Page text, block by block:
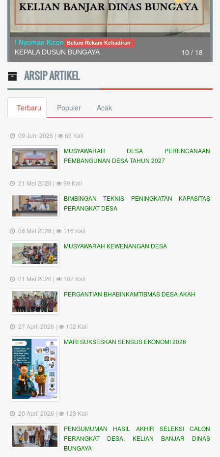
10 / 18
I Nyoman Kicen Belum Rekam Kehadiran
KEPALA DUSUN BUNGAYA
ARSIP ARTIKEL
Terbaru Populer Acak
09 Juni 2026 |
69 Kali
MUSYAWARAH DESA PERENCANAAN
PEMBANGUNAN DESA TAHUN 2027
21 Mei 2026 |
99 Kali
BIMBINGAN TEKNIS PENINGKATAN KAPASITAS
PERANGKAT DESA
06 Mei 2026 |
116 Kali
MUSYAWARAH KEWENANGAN DESA
01 Mei 2026 |
102 Kali
PERGANTIAN BHABINKAMTIBMAS DESA AKAH
27 April 2026 |
102 Kali
MARI SUKSESKAN SENSUS EKONOMI 2026
20 April 2026 |
123 Kali
PENGUMUMAN HASIL AKHIR SELEKSI CALON
PERANGKAT DESA, KELIAN BANJAR DINAS
BUNGAYA